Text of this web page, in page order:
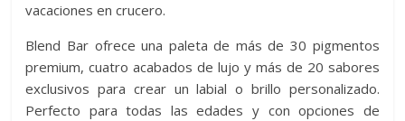
vacaciones en crucero.
Blend Bar ofrece una paleta de más de 30 pigmentos
premium, cuatro acabados de lujo y más de 20 sabores
exclusivos para crear un labial o brillo personalizado.
Perfecto para todas las edades y con opciones de